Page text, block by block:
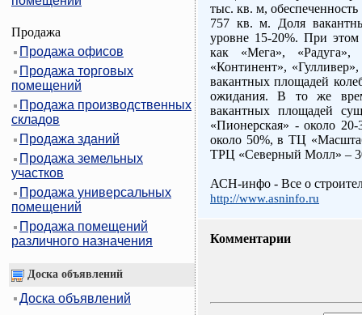
Продажа
Продажа офисов
Продажа торговых
помещений
Продажа производственных
складов
Продажа зданий
Продажа земельных
участков
Продажа универсальных
помещений
Продажа помещений
различного назначения
Доска объявлений
Доска объявлений
тыс. кв. м,
757 кв. м. Доля
уровне 15-20%. При
как «Мега», «Радуга»,
«Континент»,
вакантных площадей
ожидания. В то же
вакантных площадей
«Пионерская» - около
около 50%, в ТЦ
ТРЦ «Северный Молл» –
АСН-инфо - Все о
http://www.asninfo.ru
Комментарии